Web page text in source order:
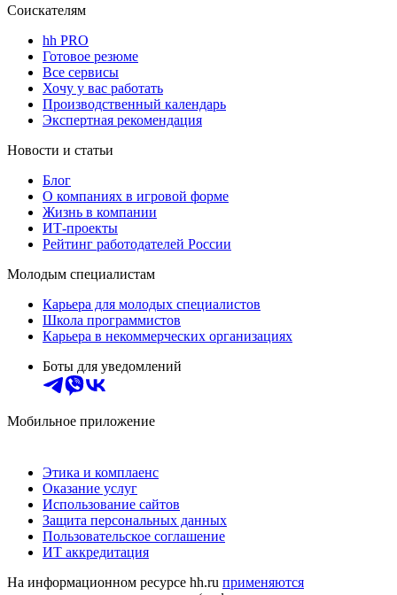
Соискателям
hh PRO
Готовое резюме
Все сервисы
Хочу у вас работать
Производственный календарь
Экспертная рекомендация
Новости и статьи
Блог
О компаниях в игровой форме
Жизнь в компании
ИТ-проекты
Рейтинг работодателей России
Молодым специалистам
Карьера для молодых специалистов
Школа программистов
Карьера в некоммерческих организациях
Боты для уведомлений
Мобильное приложение
Этика и комплаенс
Оказание услуг
Использование сайтов
Защита персональных данных
Пользовательское соглашение
ИТ аккредитация
На информационном ресурсе hh.ru применяются